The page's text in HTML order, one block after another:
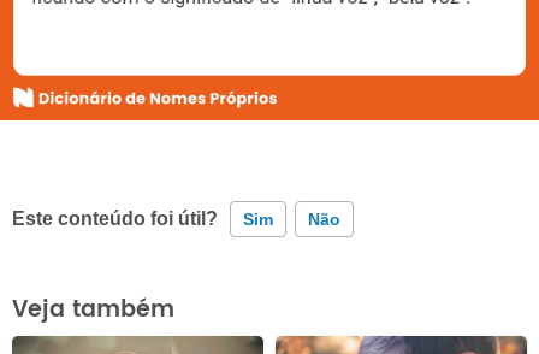
Este conteúdo foi útil? Sim Não
Este conteúdo contém informação incorreta
Este conteúdo não tem a informação que procuro
Veja também